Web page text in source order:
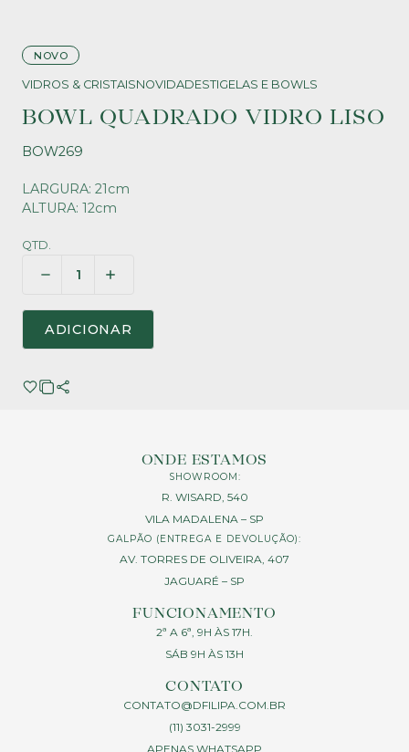
NOVO
VIDROS & CRISTAISNOVIDADESTIGELAS E BOWLS
BOWL QUADRADO VIDRO LISO
BOW269
LARGURA: 21cm
ALTURA: 12cm
QTD.
ADICIONAR
ONDE ESTAMOS
SHOWROOM:
R. WISARD, 540
VILA MADALENA – SP
GALPÃO (ENTREGA E DEVOLUÇÃO):
AV. TORRES DE OLIVEIRA, 407
JAGUARÉ – SP
FUNCIONAMENTO
2ª A 6ª, 9H ÀS 17H.
SÁB 9H ÀS 13H
CONTATO
CONTATO@DFILIPA.COM.BR
(11) 3031-2999
APENAS WHATSAPP